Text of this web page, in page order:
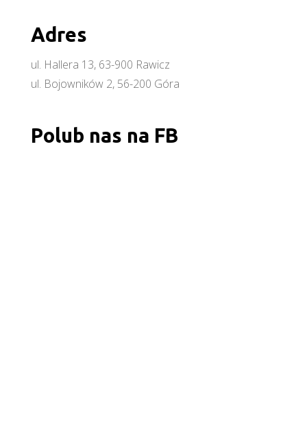
Adres
ul. Hallera 13, 63-900 Rawicz
ul. Bojowników 2, 56-200 Góra
Polub nas na FB